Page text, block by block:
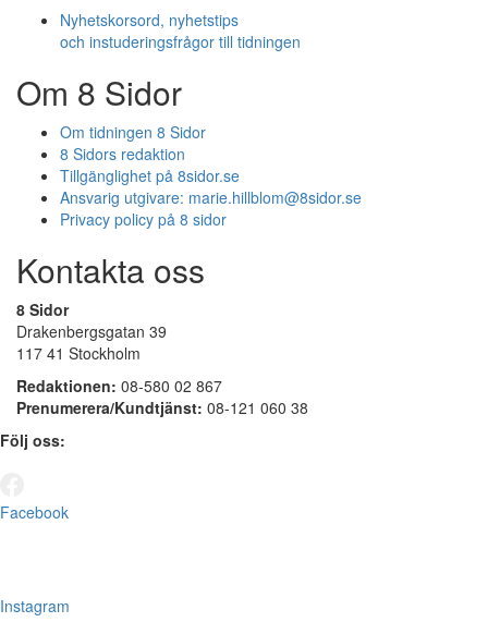
Nyhetskorsord, nyhetstips
och instuderingsfrågor till tidningen
Om 8 Sidor
Om tidningen 8 Sidor
8 Sidors redaktion
Tillgänglighet på 8sidor.se
Ansvarig utgivare: marie.hillblom@8sidor.se
Privacy policy på 8 sidor
Kontakta oss
8 Sidor
Drakenbergsgatan 39
117 41 Stockholm
Redaktionen: 08-580 02 867
Prenumerera/Kundtjänst: 08-121 060 38
Följ oss:
Facebook
Instagram